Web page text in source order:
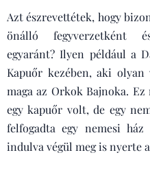
Azt észrevettétek, hogy
önálló fegyverzetként
egyaránt? Ilyen például a
Kapuőr kezében, aki
maga az Orkok Bajnoka.
egy kapuőr volt, de egy
felfogadta egy nemesi
indulva végül meg is nyerte